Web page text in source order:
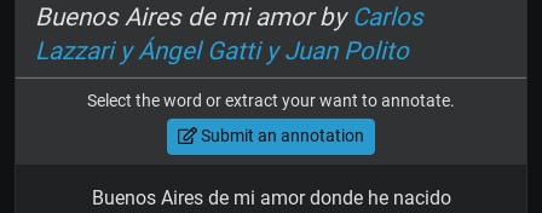
Buenos Aires de mi amor by Carlos
Lazzari y Ángel Gatti y Juan Polito
Select the word or extract your want to annotate.
Submit an annotation
Buenos Aires de mi amor donde he nacido